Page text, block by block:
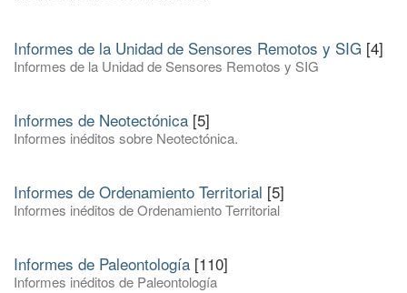
Informes de la Unidad de Sensores Remotos y SIG [4]
Informes de la Unidad de Sensores Remotos y SIG
Informes de Neotectónica [5]
Informes inéditos sobre Neotectónica.
Informes de Ordenamiento Territorial [5]
Informes inéditos de Ordenamiento Territorial
Informes de Paleontología [110]
Informes inéditos de Paleontología